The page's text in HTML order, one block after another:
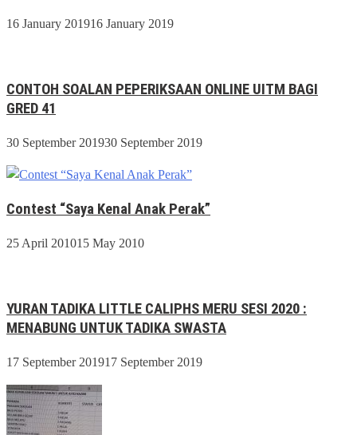
16 January 201916 January 2019
CONTOH SOALAN PEPERIKSAAN ONLINE UITM BAGI
GRED 41
30 September 201930 September 2019
Contest “Saya Kenal Anak Perak”
25 April 201015 May 2010
YURAN TADIKA LITTLE CALIPHS MERU SESI 2020 :
MENABUNG UNTUK TADIKA SWASTA
17 September 201917 September 2019